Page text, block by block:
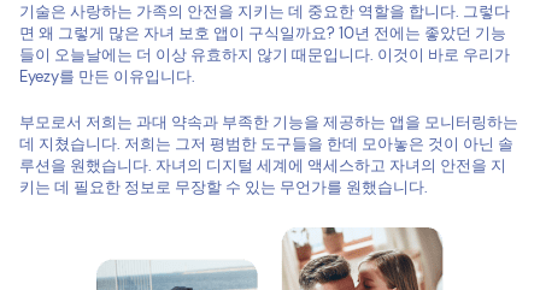
기술은 사랑하는 가족의 안전을 지키는 데 중요한 역할을 합니다. 그렇다
면 왜 그렇게 많은 자녀 보호 앱이 구식일까요? 10년 전에는 좋았던 기능
들이 오늘날에는 더 이상 유효하지 않기 때문입니다. 이것이 바로 우리가
Eyezy를 만든 이유입니다.
부모로서 저희는 과대 약속과 부족한 기능을 제공하는 앱을 모니터링하는
데 지쳤습니다. 저희는 그저 평범한 도구들을 한데 모아놓은 것이 아닌 솔
루션을 원했습니다. 자녀의 디지털 세계에 액세스하고 자녀의 안전을 지
키는 데 필요한 정보로 무장할 수 있는 무언가를 원했습니다.